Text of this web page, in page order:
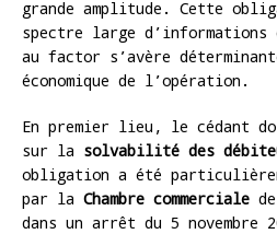
grande amplitude. Cette
spectre large
au factor s’avère
économique de l’opération.
En premier lieu, le cédant
sur la solvabilité des
obligation a été
par la Chambre commerciale
dans un arrêt du 5 novembre